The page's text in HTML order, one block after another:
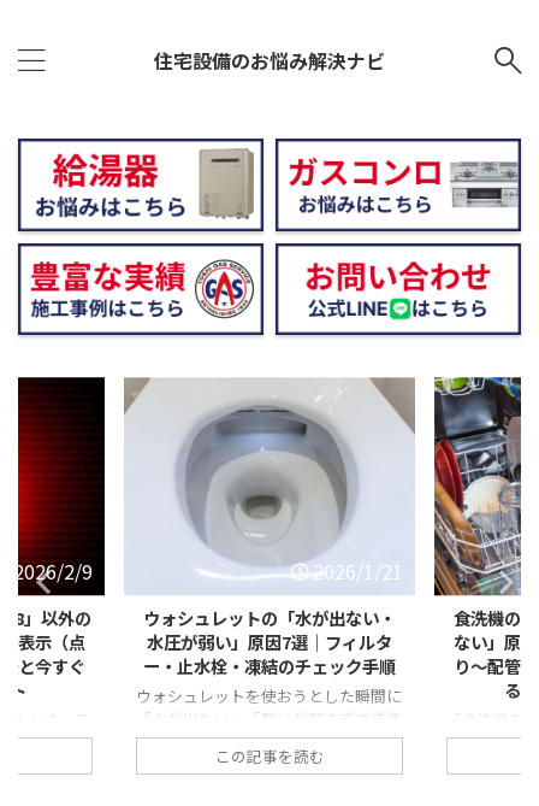
住宅設備のお悩み解決ナビ
2026/1/21
出ない・
フィルタ
ック手順
た瞬間に
でも焦って
2026/1/21
食洗機の「排水エラー・水が抜け
ない」原因とは？フィルター詰ま
り〜配管トラブルまで自分ででき
る対処法を徹底解説
「食洗機を回したのに、なぜか途中で
止まったまま…」 「運転が終わっても
庫内に水が溜まっている」 「排水エラ
この記事を読む
【冬に急
「弱い・
は？不完
寒い季節に
が弱い気が